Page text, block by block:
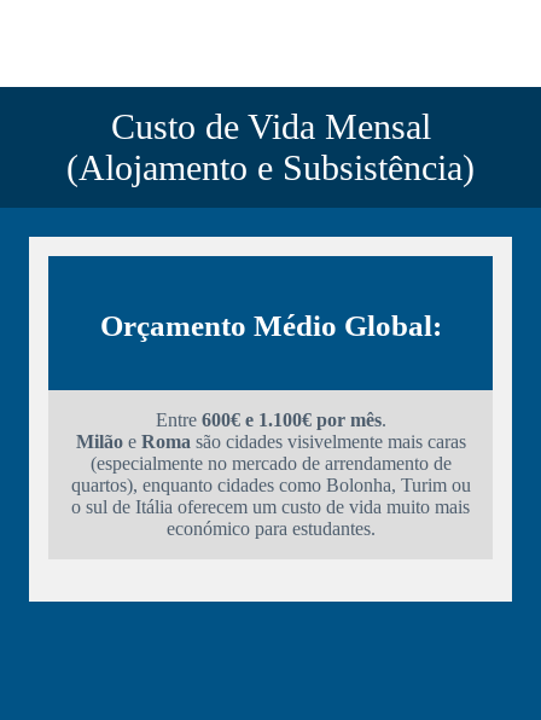
Custo de Vida Mensal
(Alojamento e Subsistência)
Orçamento Médio Global:
Entre 600€ e 1.100€ por mês.
Milãoe Roma são cidades visivelmente mais caras
(especialmente no mercado de arrendamento de
quartos), enquanto cidades como Bolonha, Turim ou
o sul de Itália oferecem um custo de vida muito mais
económico para estudantes.